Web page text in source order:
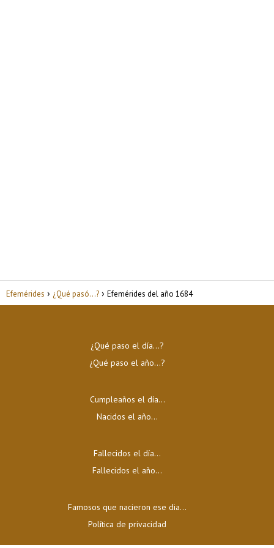
Efemérides ¿Qué pasó...? Efemérides del año 1684
¿Qué paso el día…?
¿Qué paso el año…?
Cumpleaños el día…
Nacidos el año…
Fallecidos el día…
Fallecidos el año…
Famosos que nacieron ese dia...
Política de privacidad